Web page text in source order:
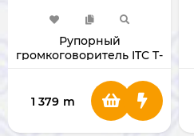
Рупорный
громкоговоритель ITC T-
1 379 m